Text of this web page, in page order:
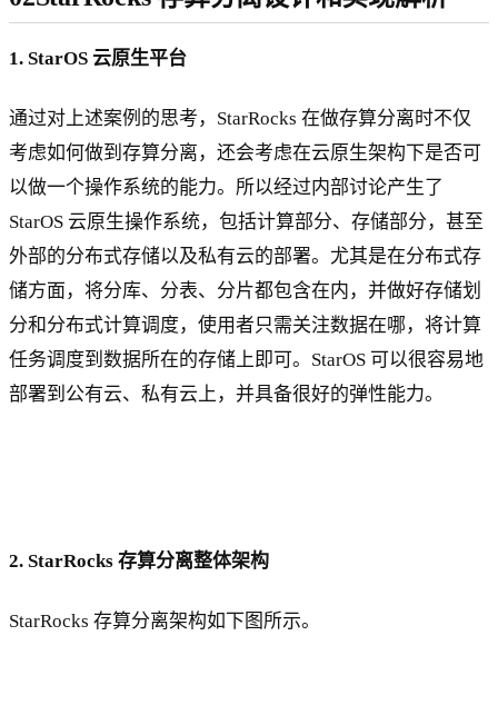
1. StarOS 云原生平台
通过对上述案例的思考，StarRocks 在做存算分离时不仅
考虑如何做到存算分离，还会考虑在云原生架构下是否可
以做一个操作系统的能力。所以经过内部讨论产生了
StarOS 云原生操作系统，包括计算部分、存储部分，甚至
外部的分布式存储以及私有云的部署。尤其是在分布式存
储方面，将分库、分表、分片都包含在内，并做好存储划
分和分布式计算调度，使用者只需关注数据在哪，将计算
任务调度到数据所在的存储上即可。StarOS 可以很容易地
部署到公有云、私有云上，并具备很好的弹性能力。
2. StarRocks 存算分离整体架构
StarRocks 存算分离架构如下图所示。